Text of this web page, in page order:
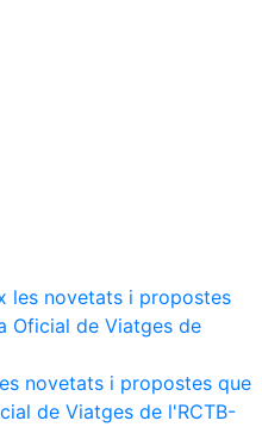
novetats i propostes que
de Viatges de l'RCTB-